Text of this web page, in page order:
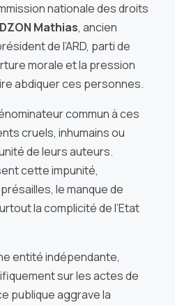
nationale des droits
DZON Mathias, ancien
de l’ARD, parti de
morale et la pression
abdiquer ces personnes.
commun à ces
cruels, inhumains ou
de leurs auteurs.
cette impunité,
le manque de
la complicité de l’Etat
entité indépendante,
sur les actes de
publique aggrave la